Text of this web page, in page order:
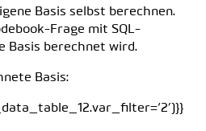
Basis selbst berechnen.
Frage mit SQL-
Basis berechnet wird.
Basis: